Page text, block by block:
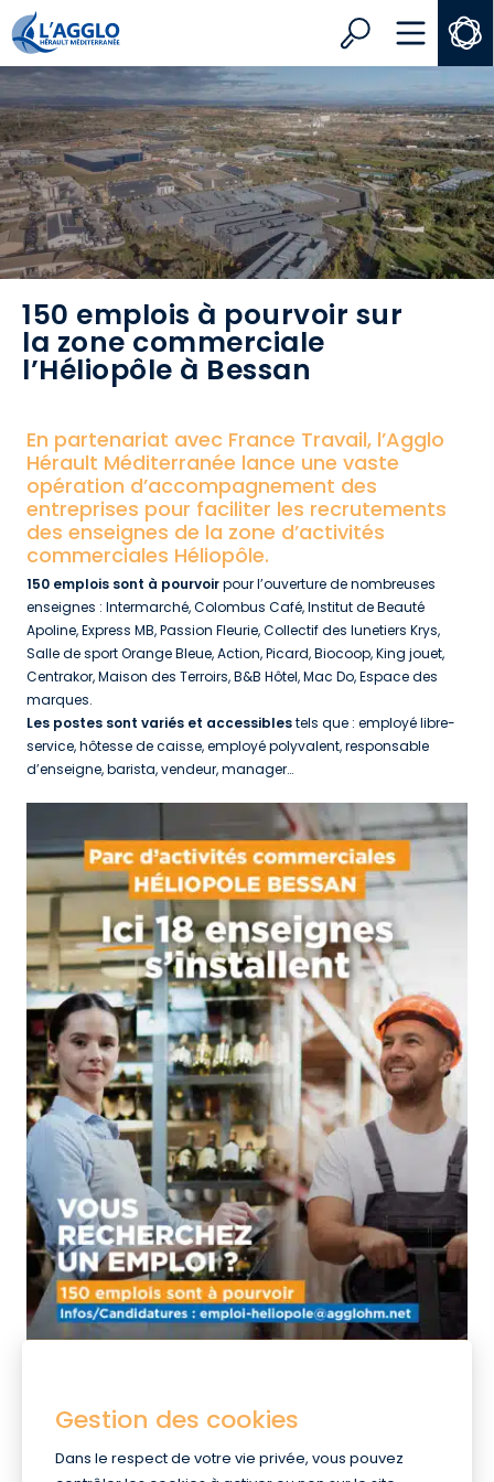
Search MENU
150 emplois à pourvoir sur
la zone commerciale
l’Héliopôle à Bessan
En partenariat avec France Travail, l’Agglo
Hérault Méditerranée lance une vaste
opération d’accompagnement des
entreprises pour faciliter les recrutements
des enseignes de la zone d’activités
commerciales Héliopôle.
150 emplois sont à pourvoirpour l’ouverture de nombreuses
enseignes : Intermarché, Colombus Café, Institut de Beauté
Apoline, Express MB, Passion Fleurie, Collectif des lunetiers Krys,
Salle de sport Orange Bleue, Action, Picard, Biocoop, King jouet,
Centrakor, Maison des Terroirs, B&B Hôtel, Mac Do, Espace des
marques.
Les postes sont variés et accessiblestels que : employé libre-
service, hôtesse de caisse, employé polyvalent, responsable
d’enseigne, barista, vendeur, manager…
Envoyez votre CV à l’adresse mail dédiéeemploi-
Gestion des cookies
Dans le respect de votre vie privée, vous pouvez